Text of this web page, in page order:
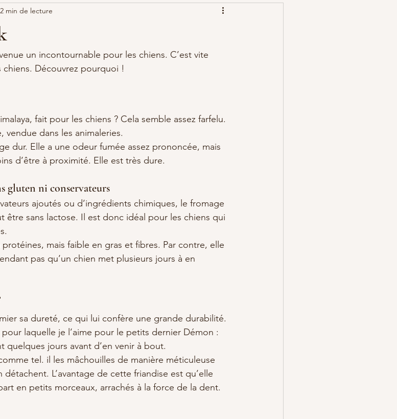
2 min de lecture
un incontournable pour les chiens. C’est vite
Découvrez pourquoi !
fait pour les chiens ? Cela semble assez farfelu.
vendue dans les animaleries.
dur. Elle a une odeur fumée assez prononcée, mais
d’être à proximité. Elle est très dure.
gluten ni conservateurs
ajoutés ou d’ingrédients chimiques, le fromage
être sans lactose. Il est donc idéal pour les chiens qui
mais faible en gras et fibres. Par contre, elle
pas qu’un chien met plusieurs jours à en
sa dureté, ce qui lui confère une grande durabilité.
laquelle je l’aime pour le petits dernier Démon :
quelques jours avant d’en venir à bout.
tel. il les mâchouilles de manière méticuleuse
L’avantage de cette friandise est qu’elle
en petits morceaux, arrachés à la force de la dent.